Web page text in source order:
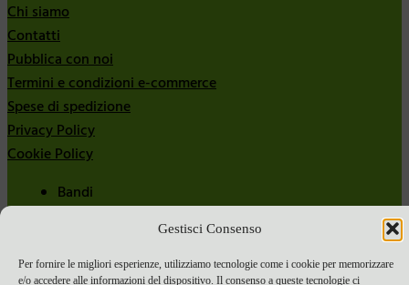
Gestisci Consenso
Per fornire le migliori esperienze, utilizziamo tecnologie come i cookie per memorizzare
e/o accedere alle informazioni del dispositivo. Il consenso a queste tecnologie ci
Chi siamo
Contatti
Pubblica con noi
Termini e condizioni e-commerce
Spese di spedizione
Privacy Policy
Cookie Policy
Bandi
Bandi 2025